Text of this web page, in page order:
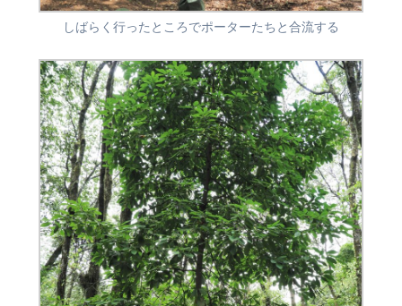
しばらく行ったところでポーターたちと合流する